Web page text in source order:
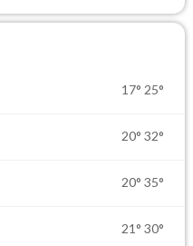
17° 25°
20° 32°
20° 35°
21° 30°